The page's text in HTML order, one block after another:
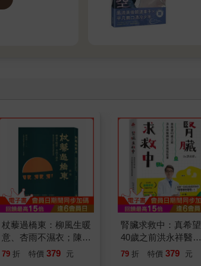
杖藜過橋東：柳風生暖
意、杏雨不濕衣；陳亮
恭談以心轉境的適齡漫
79 折 特價 379 元
腎臟求救中：真希望
40歲之前洪永祥醫師
就告訴我這些事
79 折 特價 379 元